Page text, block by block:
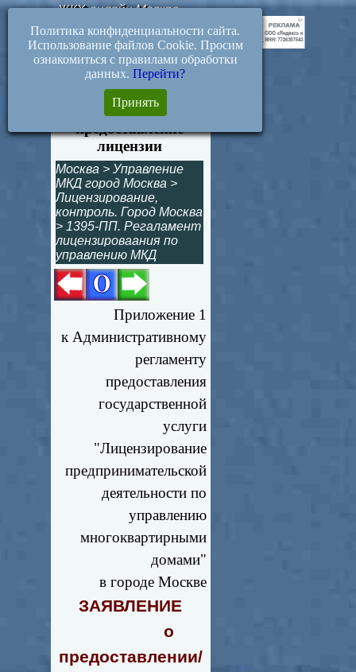
ЖКХ-онлайн.Москва
Приложение 1.
Заявление на
предоставление
лицензии
Москва >Управление
МКД город Москва >
Лицензирование,
контроль. Город Москва
> 1395-ПП. Регаламент
лицензироваания по
управлению МКД
Приложение 1
к Административному
регламенту
предоставления
государственной
услуги
"Лицензирование
предпринимательской
деятельности по
управлению
многоквартирными
домами"
в городе Москве
ЗАЯВЛЕНИЕ
о
предоставлении/
Политика конфиденциальности сайта.
Использование файлов Cookie. Просим
ознакомиться с правилами обработки
данных. Перейти?
Принять